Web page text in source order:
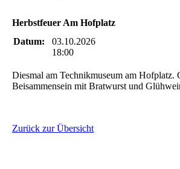
Herbstfeuer Am Hofplatz
Datum:
03.10.2026
18:00
Diesmal am Technikmuseum am Hofplatz.
Beisammensein mit Bratwurst und
Zurück zur Übersicht